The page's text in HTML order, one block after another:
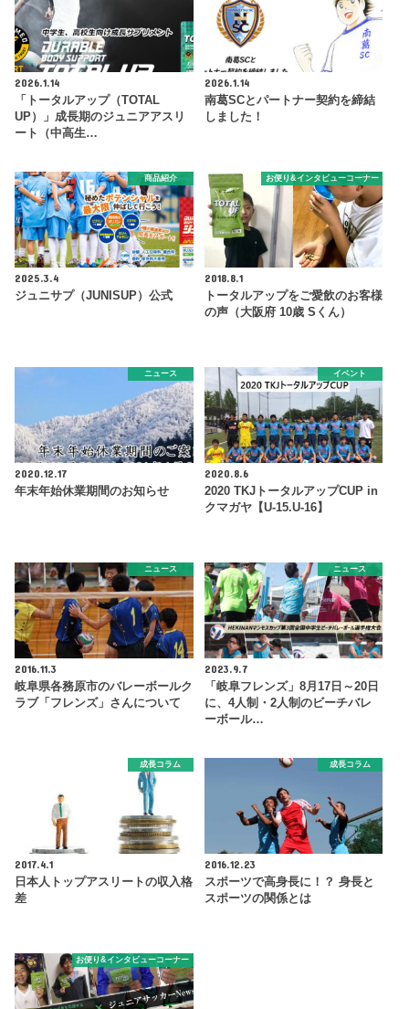
2026.1.14
「トータルアップ（TOTAL
UP）」成長期のジュニアアスリ
ート（中高生…
2026.1.14
南葛SCとパートナー契約を締結
しました！
商品紹介
2025.3.4
ジュニサプ（JUNISUP）公式
お便り&インタビューコーナー
2018.8.1
トータルアップをご愛飲のお客様
の声（大阪府 10歳 Sくん）
ニュース
2020.12.17
年末年始休業期間のお知らせ
イベント
2020.8.6
2020 TKJトータルアップCUP in
クマガヤ【U-15.U-16】
ニュース
2016.11.3
岐阜県各務原市のバレーボールク
ラブ「フレンズ」さんについて
ニュース
2023.9.7
「岐阜フレンズ」8月17日～20日
に、4人制・2人制のビーチバレ
ーボール…
成長コラム
2017.4.1
日本人トップアスリートの収入格
差
成長コラム
2016.12.23
スポーツで高身長に！？ 身長と
スポーツの関係とは
お便り&インタビューコーナー